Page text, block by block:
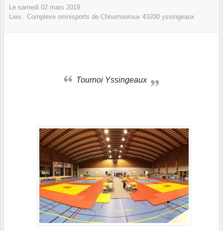
Le samedi 02 mars 2019
Lieu : Complexe omnisports de Choumouroux 43200 yssingeaux
Tournoi Yssingeaux